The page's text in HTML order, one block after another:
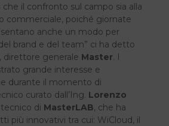
il confronto sul campo sia alla
commerciale, poiché giornate
anche un modo per
brand e del team” ci ha detto
, direttore generale Master. I
grande interesse e
durante il momento di
curato dall’Ing. Lorenzo
di MasterLAB, che ha
più innovativi tra cui: WiCloud, il